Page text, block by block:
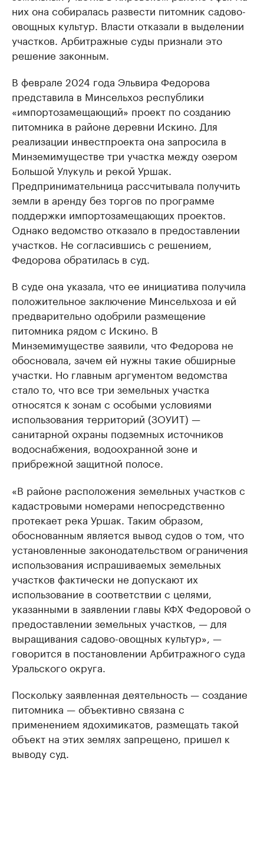
них она собиралась развести питомник садово-
овощных культур. Власти отказали в выделении
участков. Арбитражные суды признали это
решение законным.
В феврале 2024 года Эльвира Федорова
представила в Минсельхоз республики
«импортозамещающий» проект по созданию
питомника в районе деревни Искино. Для
реализации инвестпроекта она запросила в
Минземимуществе три участка между озером
Большой Улукуль и рекой Уршак.
Предпринимательница рассчитывала получить
земли в аренду без торгов по программе
поддержки импортозамещающих проектов.
Однако ведомство отказало в предоставлении
участков. Не согласившись с решением,
Федорова обратилась в суд.
В суде она указала, что ее инициатива получила
положительное заключение Минсельхоза и ей
предварительно одобрили размещение
питомника рядом с Искино. В
Минземимуществе заявили, что Федорова не
обосновала, зачем ей нужны такие обширные
участки. Но главным аргументом ведомства
стало то, что все три земельных участка
относятся к зонам с особыми условиями
использования территорий (ЗОУИТ) —
санитарной охраны подземных источников
водоснабжения, водоохранной зоне и
прибрежной защитной полосе.
«В районе расположения земельных участков с
кадастровыми номерами непосредственно
протекает река Уршак. Таким образом,
обоснованным является вывод судов о том, что
установленные законодательством ограничения
использования испрашиваемых земельных
участков фактически не допускают их
использование в соответствии с целями,
указанными в заявлении главы КФХ Федоровой о
предоставлении земельных участков, — для
выращивания садово-овощных культур», —
говорится в постановлении Арбитражного суда
Уральского округа.
Поскольку заявленная деятельность — создание
питомника — объективно связана с
применением ядохимикатов, размещать такой
объект на этих землях запрещено, пришел к
выводу суд.